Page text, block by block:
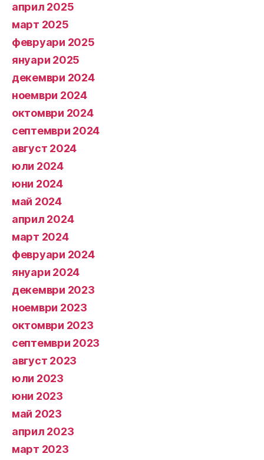
април 2025
март 2025
февруари 2025
януари 2025
декември 2024
ноември 2024
октомври 2024
септември 2024
август 2024
юли 2024
юни 2024
май 2024
април 2024
март 2024
февруари 2024
януари 2024
декември 2023
ноември 2023
октомври 2023
септември 2023
август 2023
юли 2023
юни 2023
май 2023
април 2023
март 2023